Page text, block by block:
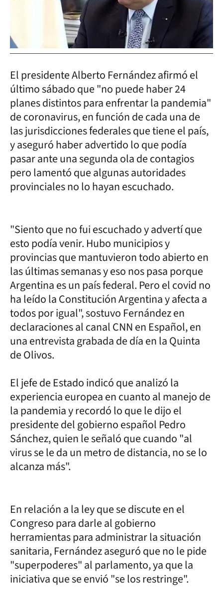
El presidente Alberto Fernández afirmó el
último sábado que "no puede haber 24
planes distintos para enfrentar la pandemia"
de coronavirus, en función de cada una de
las jurisdicciones federales que tiene el país,
y aseguró haber advertido lo que podía
pasar ante una segunda ola de contagios
pero lamentó que algunas autoridades
provinciales no lo hayan escuchado.
"Siento que no fui escuchado y advertí que
esto podía venir. Hubo municipios y
provincias que mantuvieron todo abierto en
las últimas semanas y eso nos pasa porque
Argentina es un país federal. Pero el covid no
ha leído la Constitución Argentina y afecta a
todos por igual", sostuvo Fernández en
declaraciones al canal CNN en Español, en
una entrevista grabada de día en la Quinta
de Olivos.
El jefe de Estado indicó que analizó la
experiencia europea en cuanto al manejo de
la pandemia y recordó lo que le dijo el
presidente del gobierno español Pedro
Sánchez, quien le señaló que cuando "al
virus se le da un metro de distancia, no se lo
alcanza más".
En relación a la ley que se discute en el
Congreso para darle al gobierno
herramientas para administrar la situación
sanitaria, Fernández aseguró que no le pide
"superpoderes" al parlamento, ya que la
iniciativa que se envió "se los restringe".